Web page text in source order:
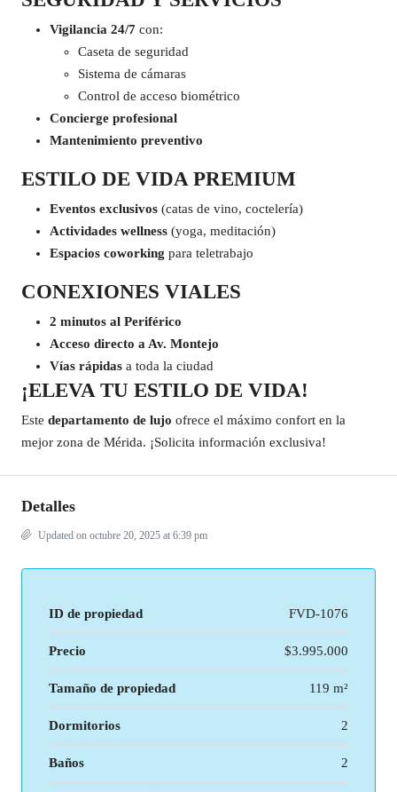
Vigilancia 24/7 con:
Caseta de seguridad
Sistema de cámaras
Control de acceso biométrico
Concierge profesional
Mantenimiento preventivo
ESTILO DE VIDA PREMIUM
Eventos exclusivos (catas de vino, coctelería)
Actividades wellness (yoga, meditación)
Espacios coworking para teletrabajo
CONEXIONES VIALES
2 minutos al Periférico
Acceso directo a Av. Montejo
Vías rápidas a toda la ciudad
¡ELEVA TU ESTILO DE VIDA!
Este departamento de lujo ofrece el máximo confort en la
mejor zona de Mérida. ¡Solicita información exclusiva!
Detalles
Updated on octubre 20, 2025 at 6:39 pm
ID de propiedad FVD-1076
Precio $3.995.000
Tamaño de propiedad 119 m²
Dormitorios 2
Baños 2